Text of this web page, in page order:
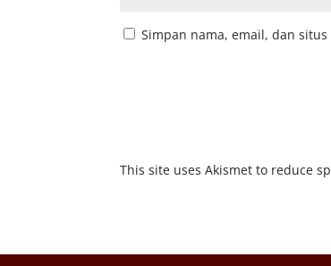
Simpan nama, email, dan
This site uses Akismet to reduce